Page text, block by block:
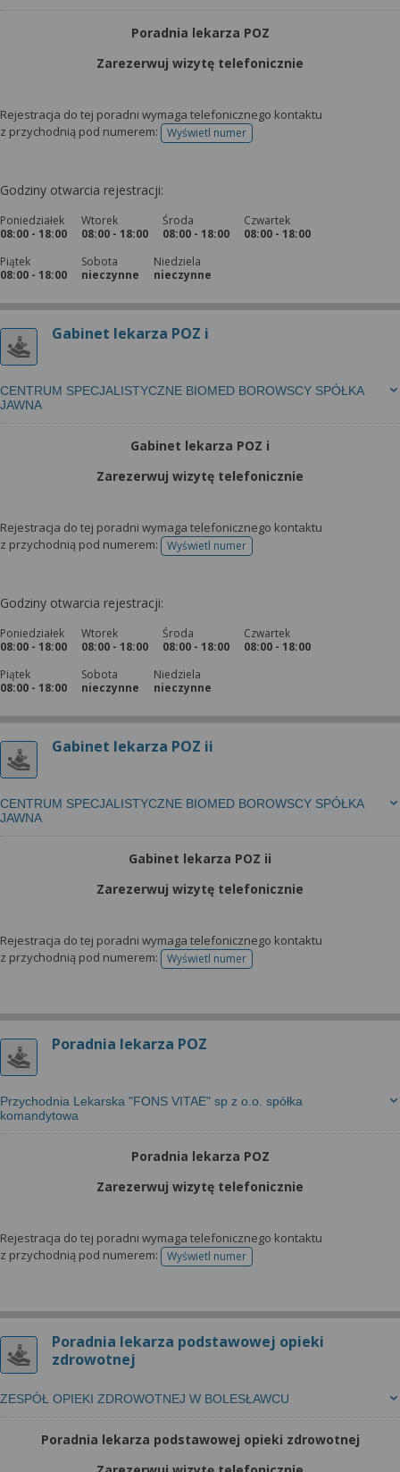
Poradnia lekarza POZ
Zarezerwuj wizytę telefonicznie
Rejestracja do tej poradni wymaga telefonicznego kontaktu
z przychodnią pod numerem:
Wyświetl numertelefonu do rejestracji
Godziny otwarcia rejestracji:
Poniedziałek
08:00 - 18:00
Wtorek
08:00 - 18:00
Środa
08:00 - 18:00
Czwartek
08:00 - 18:00
Piątek
08:00 - 18:00
Sobota
nieczynne
Niedziela
nieczynne
Gabinet lekarza POZ i
CENTRUM SPECJALISTYCZNE BIOMED BOROWSCY SPÓŁKA
JAWNA
Gabinet lekarza POZ i
Zarezerwuj wizytę telefonicznie
Rejestracja do tej poradni wymaga telefonicznego kontaktu
z przychodnią pod numerem:
Wyświetl numertelefonu do rejestracji
Godziny otwarcia rejestracji:
Poniedziałek
08:00 - 18:00
Wtorek
08:00 - 18:00
Środa
08:00 - 18:00
Czwartek
08:00 - 18:00
Piątek
08:00 - 18:00
Sobota
nieczynne
Niedziela
nieczynne
Gabinet lekarza POZ ii
CENTRUM SPECJALISTYCZNE BIOMED BOROWSCY SPÓŁKA
JAWNA
Gabinet lekarza POZ ii
Zarezerwuj wizytę telefonicznie
Rejestracja do tej poradni wymaga telefonicznego kontaktu
z przychodnią pod numerem:
Wyświetl numertelefonu do rejestracji
Poradnia lekarza POZ
Przychodnia Lekarska "FONS VITAE" sp z o.o. spółka
komandytowa
Poradnia lekarza POZ
Zarezerwuj wizytę telefonicznie
Rejestracja do tej poradni wymaga telefonicznego kontaktu
z przychodnią pod numerem:
Wyświetl numertelefonu do rejestracji
Poradnia lekarza podstawowej opieki
zdrowotnej
ZESPÓŁ OPIEKI ZDROWOTNEJ W BOLESŁAWCU
Poradnia lekarza podstawowej opieki zdrowotnej